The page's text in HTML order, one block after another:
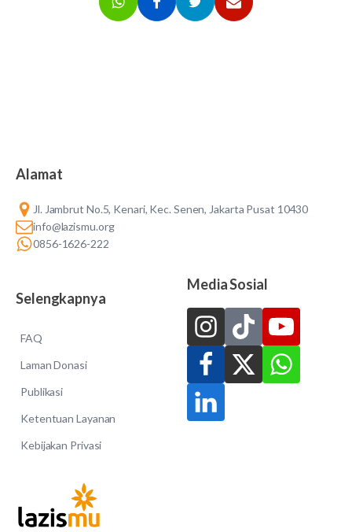
Alamat
Jl. Jambrut No.5, Kenari, Kec. Senen, Jakarta Pusat 10430
info@lazismu.org
0856-1626-222
Selengkapnya
FAQ
Laman Donasi
Publikasi
Ketentuan Layanan
Kebijakan Privasi
Media Sosial